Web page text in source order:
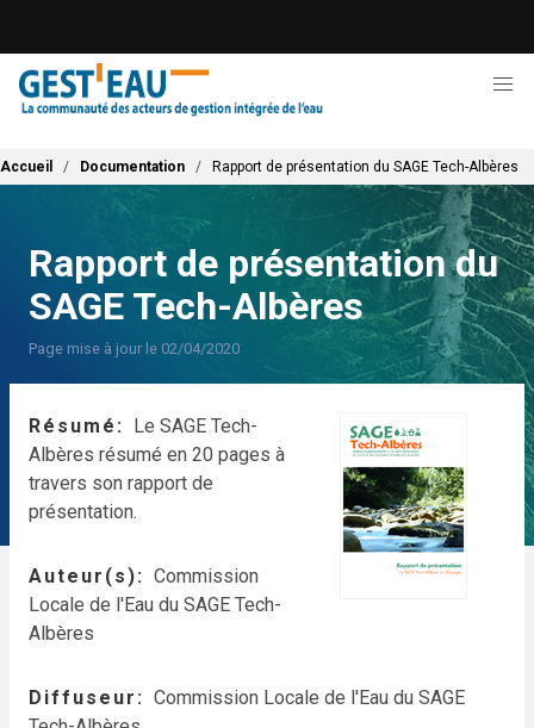
contenu
principal
Fil d'Ariane
Accueil Documentation Rapport de présentation du SAGE Tech-Albères
Rapport de présentation du
SAGE Tech-Albères
Page mise à jour le 02/04/2020
Résumé
Le SAGE Tech-
Albères résumé en 20 pages à
travers son rapport de
présentation.
Auteur(s)
Commission
Locale de l'Eau du SAGE Tech-
Albères
Diffuseur
Commission Locale de l'Eau du SAGE